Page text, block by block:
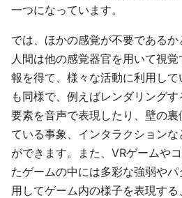
一つになっています。
では、ほかの感覚が不要であるか
人間は他の感覚器官を用いて視
報を得て、様々な活動に利用し
も同様で、例えばレンダリング
要素を音声で表現したり、壁の
ている事象、インタラクション
ができます。また、VRゲームや
たゲームの中には多彩な強弱や
用してゲーム内の様子を表現す